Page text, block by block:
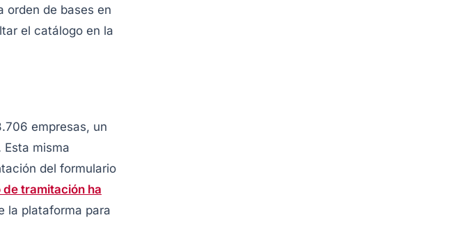
orden de bases en
el catálogo en la
empresas, un
misma
del formulario
tramitación ha
la plataforma para